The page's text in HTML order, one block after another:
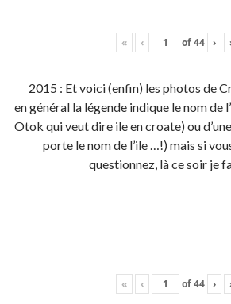
« ‹ of44 ›
2015 : Et voici (enfin) les photos de
en général la légende indique le nom de
Otok qui veut dire ile en croate) ou
porte le nom de l’ile …!) mais si
questionnez, là ce soir je
« ‹ of44 ›